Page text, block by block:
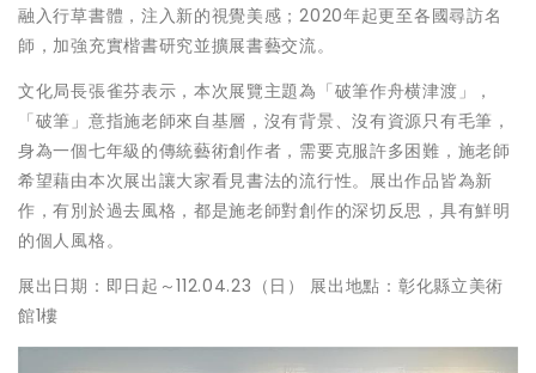
融入行草書體，注入新的視覺美感；2020年起更至各國尋訪名
師，加強充實楷書研究並擴展書藝交流。
文化局長張雀芬表示，本次展覽主題為「破筆作舟横津渡」，
「破筆」意指施老師來自基層，沒有背景、沒有資源只有毛筆，
身為一個七年級的傳統藝術創作者，需要克服許多困難，施老師
希望藉由本次展出讓大家看見書法的流行性。展出作品皆為新
作，有別於過去風格，都是施老師對創作的深切反思，具有鮮明
的個人風格。
展出日期：即日起～112.04.23（日） 展出地點：彰化縣立美術
館1樓